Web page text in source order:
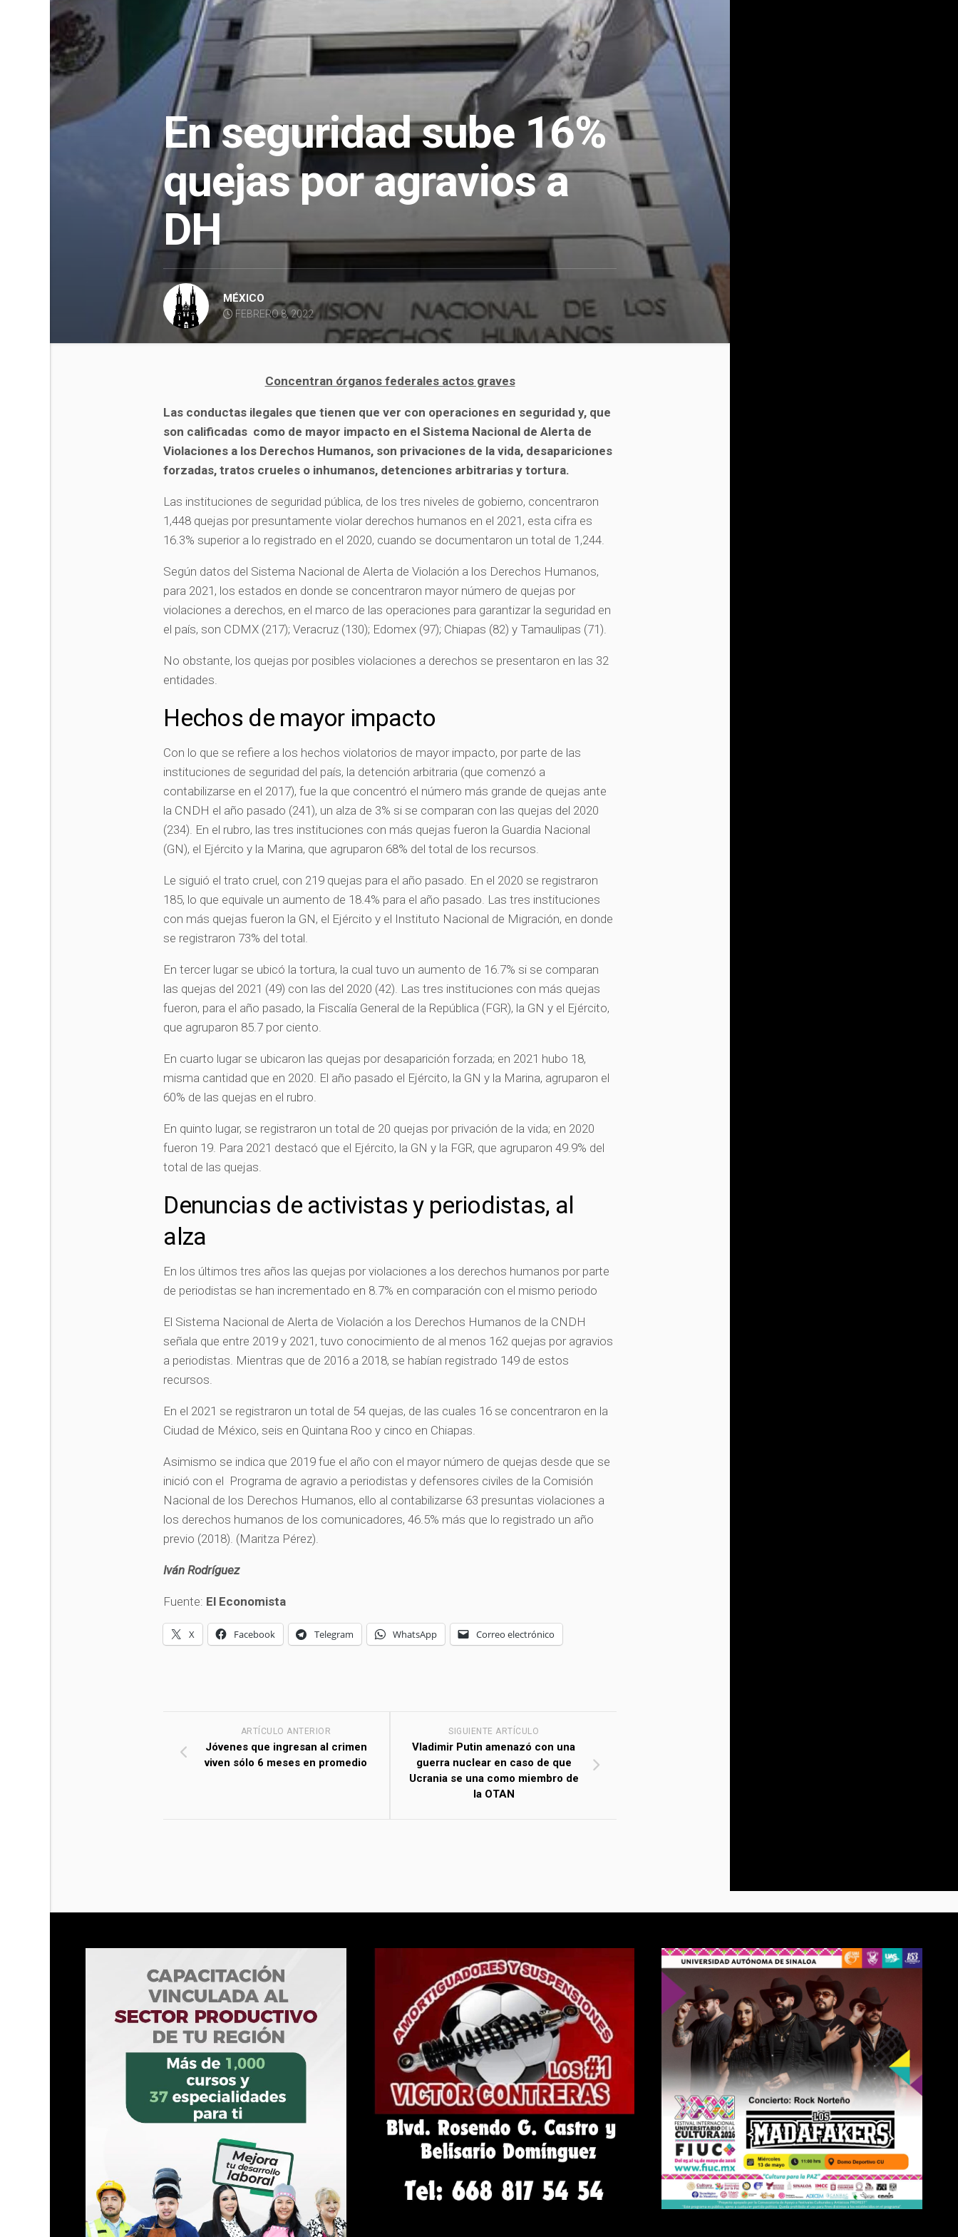
En seguridad sube 16%
quejas por agravios a
DH
MÉXICO
FEBRERO 8, 2022
Concentran órganos federales actos graves
Las conductas ilegales que tienen que ver con operaciones en seguridad y, que
son calificadas como de mayor impacto en el Sistema Nacional de Alerta de
Violaciones a los Derechos Humanos, son privaciones de la vida, desapariciones
forzadas, tratos crueles o inhumanos, detenciones arbitrarias y tortura.
Las instituciones de seguridad pública, de los tres niveles de gobierno, concentraron
1,448 quejas por presuntamente violar derechos humanos en el 2021, esta cifra es
16.3% superior a lo registrado en el 2020, cuando se documentaron un total de 1,244.
Según datos del Sistema Nacional de Alerta de Violación a los Derechos Humanos,
para 2021, los estados en donde se concentraron mayor número de quejas por
violaciones a derechos, en el marco de las operaciones para garantizar la seguridad en
el país, son CDMX (217); Veracruz (130); Edomex (97); Chiapas (82) y Tamaulipas (71).
No obstante, los quejas por posibles violaciones a derechos se presentaron en las 32
entidades.
Hechos de mayor impacto
Con lo que se refiere a los hechos violatorios de mayor impacto, por parte de las
instituciones de seguridad del país, la detención arbitraria (que comenzó a
contabilizarse en el 2017), fue la que concentró el número más grande de quejas ante
la CNDH el año pasado (241), un alza de 3% si se comparan con las quejas del 2020
(234). En el rubro, las tres instituciones con más quejas fueron la Guardia Nacional
(GN), el Ejército y la Marina, que agruparon 68% del total de los recursos.
Le siguió el trato cruel, con 219 quejas para el año pasado. En el 2020 se registraron
185, lo que equivale un aumento de 18.4% para el año pasado. Las tres instituciones
con más quejas fueron la GN, el Ejército y el Instituto Nacional de Migración, en donde
se registraron 73% del total.
En tercer lugar se ubicó la tortura, la cual tuvo un aumento de 16.7% si se comparan
las quejas del 2021 (49) con las del 2020 (42). Las tres instituciones con más quejas
fueron, para el año pasado, la Fiscalía General de la República (FGR), la GN y el Ejército,
que agruparon 85.7 por ciento.
En cuarto lugar se ubicaron las quejas por desaparición forzada; en 2021 hubo 18,
misma cantidad que en 2020. El año pasado el Ejército, la GN y la Marina, agruparon el
60% de las quejas en el rubro.
En quinto lugar, se registraron un total de 20 quejas por privación de la vida; en 2020
fueron 19. Para 2021 destacó que el Ejército, la GN y la FGR, que agruparon 49.9% del
total de las quejas.
Denuncias de activistas y periodistas, al
alza
En los últimos tres años las quejas por violaciones a los derechos humanos por parte
de periodistas se han incrementado en 8.7% en comparación con el mismo periodo
El Sistema Nacional de Alerta de Violación a los Derechos Humanos de la CNDH
señala que entre 2019 y 2021, tuvo conocimiento de al menos 162 quejas por agravios
a periodistas. Mientras que de 2016 a 2018, se habían registrado 149 de estos
recursos.
En el 2021 se registraron un total de 54 quejas, de las cuales 16 se concentraron en la
Ciudad de México, seis en Quintana Roo y cinco en Chiapas.
Asimismo se indica que 2019 fue el año con el mayor número de quejas desde que se
inició con el Programa de agravio a periodistas y defensores civiles de la Comisión
Nacional de los Derechos Humanos, ello al contabilizarse 63 presuntas violaciones a
los derechos humanos de los comunicadores, 46.5% más que lo registrado un año
previo (2018). (Maritza Pérez).
Iván Rodríguez
Fuente: El Economista
X Facebook Telegram WhatsApp Correo electrónico
SIGUIENTE ARTÍCULO
Vladimir Putin amenazó con una
guerra nuclear en caso de que
Ucrania se una como miembro de
la OTAN
ARTÍCULO ANTERIOR
Jóvenes que ingresan al crimen
viven sólo 6 meses en promedio